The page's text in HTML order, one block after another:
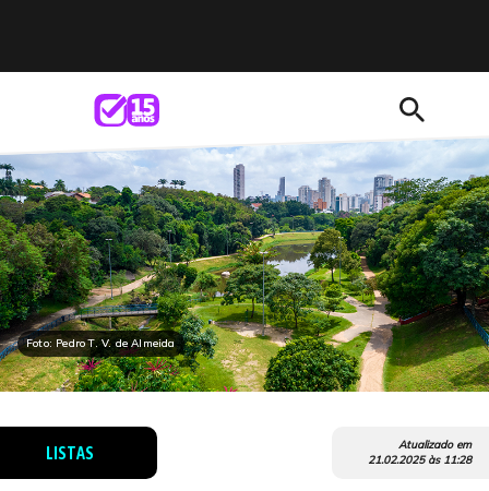
search
Foto: Pedro T. V. de Almeida
LISTAS
Atualizado em
21.02.2025às 11:28